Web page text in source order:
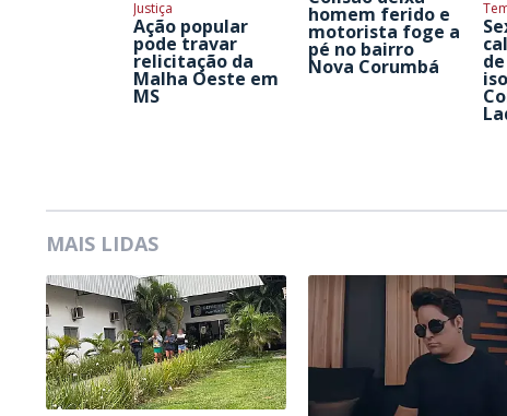
Justiça
Ação popular
pode travar
relicitação da
Malha Oeste em
MS
homem ferido e
motorista foge a
pé no bairro
Nova Corumbá
MAIS LIDAS